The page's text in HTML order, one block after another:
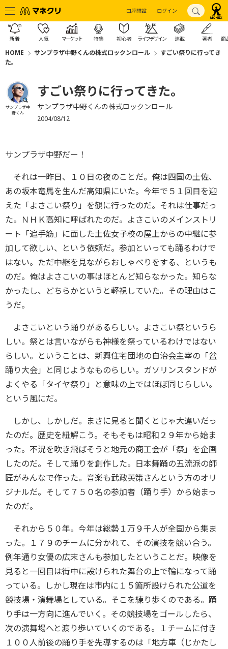
口座開設 ログイン
新着 人気 マーケット 特集 初心者 ライフデザイン 連載 著者 商
HOME サンプラザ中野くんの株式ロックンロール
すごい祭りに行ってき
た。
サンプラザ中
野くん
すごい祭りに行ってきた。
サンプラザ中野くんの株式ロックンロール
2004/08/12
サンプラザ中野だー！
それは一昨日、１０日の夜のことだ。俺は四国の土佐、
あの坂本竜馬を生んだ高知県にいた。今年で５１回目を迎
えた「よさこい祭り」を観に行ったのだ。それは仕事だっ
た。ＮＨＫ高知に呼ばれたのだ。よさこいのメインストリ
ート「追手筋」に面した土佐女子校の屋上からの中継に参
加して欲しい、という依頼だ。参加といっても踊るわけで
はない。ただ中継を見ながらおしゃべりをする、というも
のだ。俺はよさこいの事はほとんど知らなかった。知らな
かったし、どちらかというと軽視していた。その理由はこ
うだ。
よさこいという踊りがあるらしい。よさこい祭というら
しい。祭とは言いながらも神様を祭っているわけではない
らしい。ということは、新興住宅団地の自治会主宰の「盆
踊り大会」と同じようなものらしい。ガソリンスタンドが
よくやる「タイヤ祭り」と意味の上ではほぼ同じらしい。
という風にだ。
しかし、しかしだ。まさに見ると聞くとじゃ大違いだっ
たのだ。歴史を紐解こう。そもそもは昭和２９年から始ま
った。不況を吹き飛ばそうと地元の商工会が「祭」を企画
したのだ。そして踊りを創作した。日本舞踊の五流派の師
匠がみんなで作った。音楽も武政英策さんという方のオリ
ジナルだ。そして７５０名の参加者（踊り手）から始まっ
たのだ。
それから５０年。今年は総勢１万９千人が全国から集ま
った。１７９のチームに分かれて、その演技を競い合う。
例年通り女優の広末さんも参加したということだ。映像を
見ると一回目は街中に設けられた舞台の上で輪になって踊
っている。しかし現在は市内に１５箇所設けられた公道を
競技場・演舞場としている。そこを練り歩くのである。踊
り手は一方向に進んでいく。その競技場をゴールしたら、
次の演舞場へと渡り歩いていくのである。１チームに付き
１００人前後の踊り手を先導するのは「地方車（じかたし